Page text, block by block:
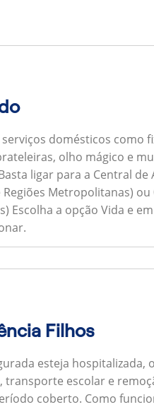
domésticos como
olho mágico e
ligar para a Central
Regiões Metropolitanas) ou
Escolha a opção Vida e
Filhos
esteja hospitalizada,
transporte escolar e
coberto. Como